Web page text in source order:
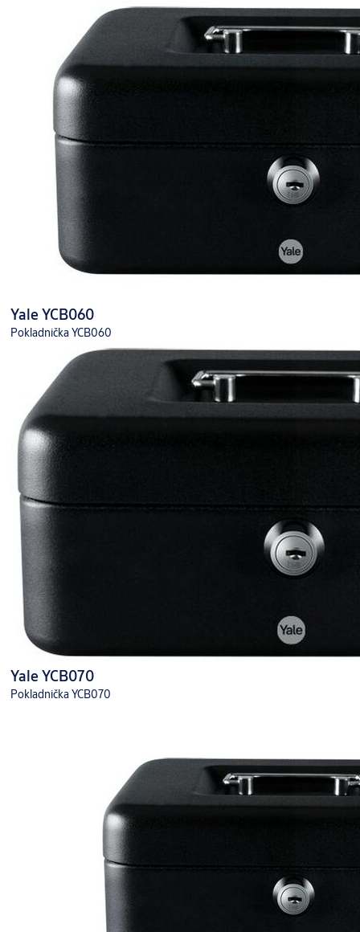
Yale YCB060
Pokladnička YCB060
Yale YCB070
Pokladnička YCB070